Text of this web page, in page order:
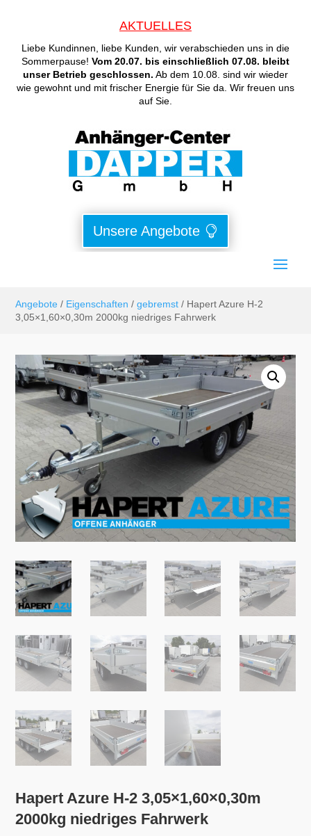
AKTUELLES
Liebe Kundinnen, liebe Kunden, wir verabschieden uns in die
Sommerpause! Vom 20.07. bis einschließlich 07.08. bleibt
unser Betrieb geschlossen. Ab dem 10.08. sind wir wieder
wie gewohnt und mit frischer Energie für Sie da. Wir freuen uns
auf Sie.
Unsere Angebote
Angebote / Eigenschaften /gebremst / Hapert Azure H-2
3,05×1,60×0,30m 2000kg niedriges Fahrwerk
Hapert Azure H-2 3,05×1,60×0,30m
2000kg niedriges Fahrwerk